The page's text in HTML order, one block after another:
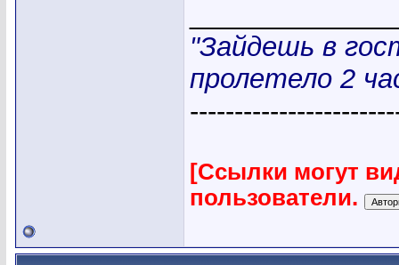
"Зайдешь в
пролетело 2
[Ссылки могут
пользователи.